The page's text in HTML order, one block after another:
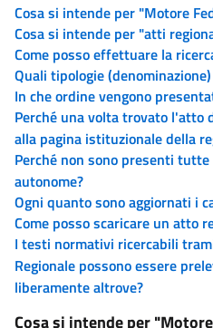
Cosa si intende per "Motore
Cosa si intende per "atti
Come posso effettuare la
Quali tipologie
In che ordine vengono
Perché una volta trovato l'atto
alla pagina istituzionale della
Perché non sono presenti
autonome?
Ogni quanto sono aggiornati i
Come posso scaricare un atto
I testi normativi ricercabili
Regionale possono essere
liberamente altrove?
Cosa si intende per